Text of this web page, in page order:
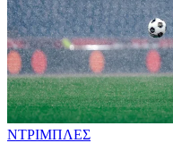
ΝΤΡΙΜΠΛΕΣ